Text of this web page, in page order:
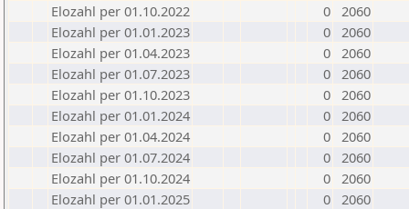
Elozahl per 01.10.2022
0 2060
Elozahl per 01.01.2023
0 2060
Elozahl per 01.04.2023
0 2060
Elozahl per 01.07.2023
0 2060
Elozahl per 01.10.2023
0 2060
Elozahl per 01.01.2024
0 2060
Elozahl per 01.04.2024
0 2060
Elozahl per 01.07.2024
0 2060
Elozahl per 01.10.2024
0 2060
Elozahl per 01.01.2025
0 2060